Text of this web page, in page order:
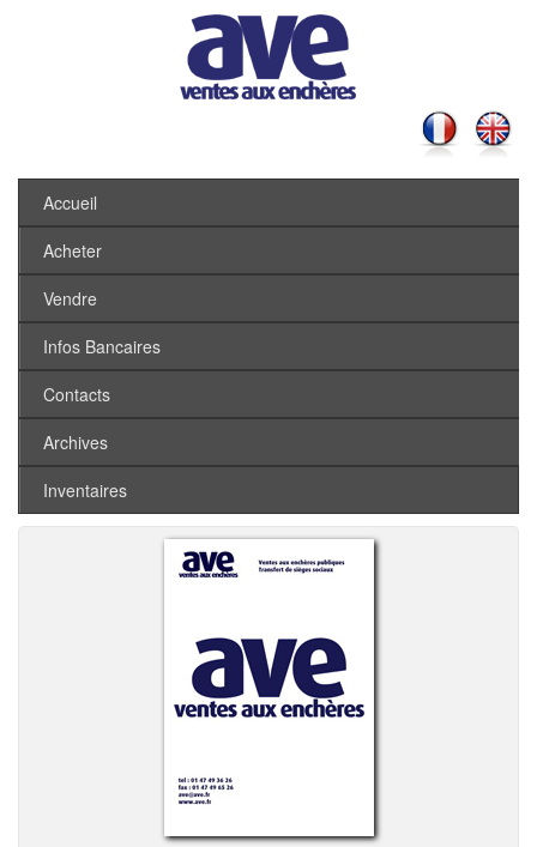
Accueil
Acheter
Vendre
Infos Bancaires
Contacts
Archives
Inventaires